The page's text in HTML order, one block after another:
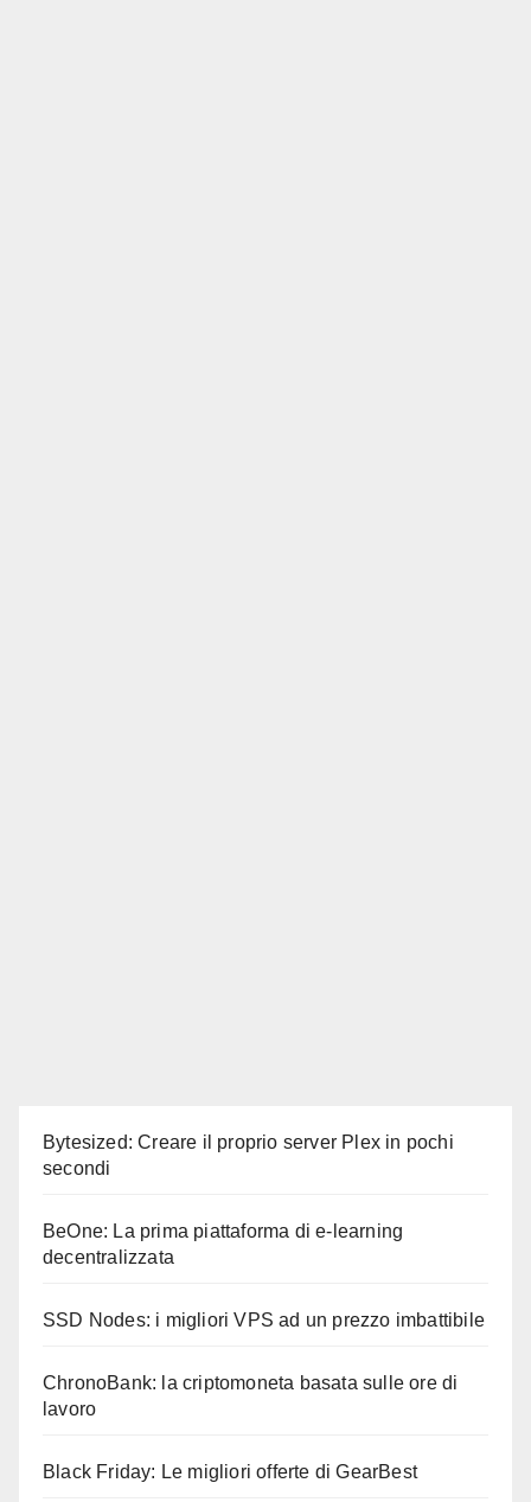
Bytesized: Creare il proprio server Plex in pochi
secondi
BeOne: La prima piattaforma di e-learning
decentralizzata
SSD Nodes: i migliori VPS ad un prezzo imbattibile
ChronoBank: la criptomoneta basata sulle ore di
lavoro
Black Friday: Le migliori offerte di GearBest